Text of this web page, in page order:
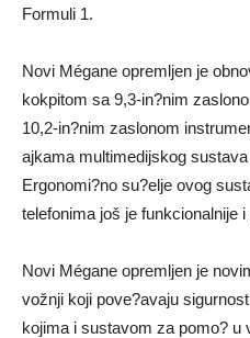
Formuli 1.
Novi Mégane opremljen je
kokpitom sa 9,3-in?nim
10,2-in?nim zaslonom
ajkama multimedijskog
Ergonomi?no su?elje ovog
telefonima još je funkcionalnije i
Novi Mégane opremljen je
vožnji koji pove?avaju
kojima i sustavom za pomo? u